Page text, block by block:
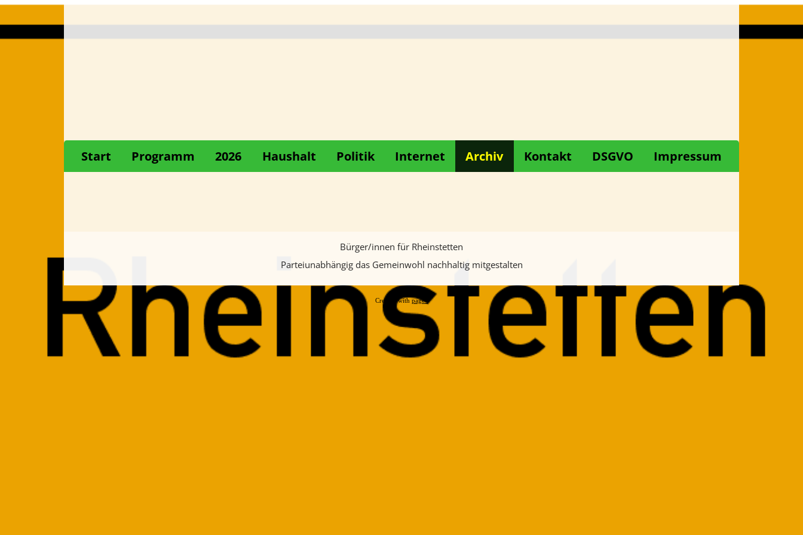
Start Programm 2026 Haushalt Politik Internet Archiv Kontakt DSGVO Impressum
Bürger/innen für Rheinstetten
Parteiunabhängig das Gemeinwohl nachhaltig mitgestalten
Created with page4